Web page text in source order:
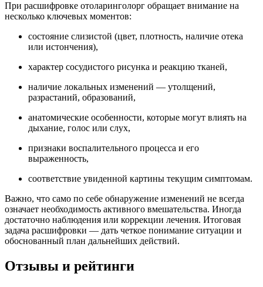
При расшифровке отоларинголорг обращает внимание на
несколько ключевых моментов:
состояние слизистой (цвет, плотность, наличие отека
или истончения),
характер сосудистого рисунка и реакцию тканей,
наличие локальных изменений — утолщений,
разрастаний, образований,
анатомические особенности, которые могут влиять на
дыхание, голос или слух,
признаки воспалительного процесса и его
выраженность,
соответствие увиденной картины текущим симптомам.
Важно, что само по себе обнаружение изменений не всегда
означает необходимость активного вмешательства. Иногда
достаточно наблюдения или коррекции лечения. Итоговая
задача расшифровки — дать четкое понимание ситуации и
обоснованный план дальнейших действий.
Отзывы и рейтинги